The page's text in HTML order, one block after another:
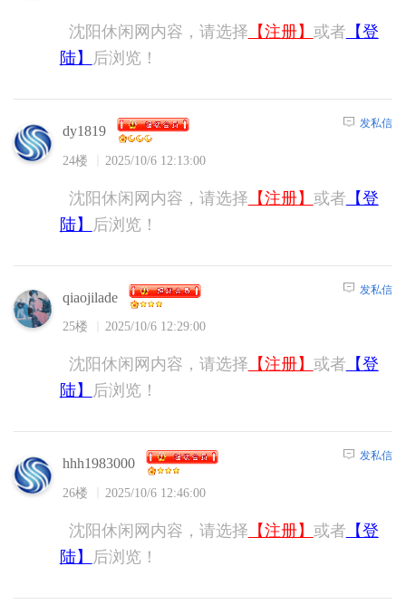
沈阳休闲网内容，请选择 【注册】 或者 【登
陆】
后浏览！
dy1819
24楼 2025/10/6 12:13:00
发私信
沈阳休闲网内容，请选择 【注册】 或者 【登
陆】
后浏览！
qiaojilade
25楼 2025/10/6 12:29:00
发私信
沈阳休闲网内容，请选择 【注册】 或者 【登
陆】
后浏览！
hhh1983000
26楼 2025/10/6 12:46:00
发私信
沈阳休闲网内容，请选择 【注册】 或者 【登
陆】
后浏览！